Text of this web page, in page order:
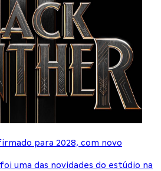
para 2028, com novo
uma das novidades do estúdio na